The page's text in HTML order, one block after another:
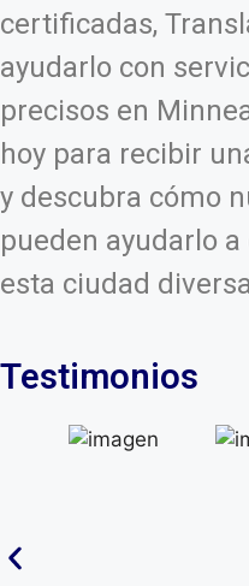
certificadas,
ayudarlo con
precisos en
hoy para recibir
y descubra cómo
pueden ayudarlo
esta ciudad
Testimonios